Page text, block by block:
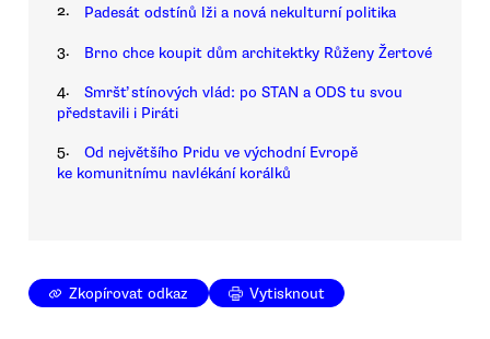
2. Padesát odstínů lži a nová nekulturní politika
3. Brno chce koupit dům architektky Růženy Žertové
4.
Smršť stínových vlád: po STAN a ODS tu svou
představili i Piráti
5.
Od největšího Pridu ve východní Evropě
ke komunitnímu navlékání korálků
Zkopírovat odkaz Vytisknout